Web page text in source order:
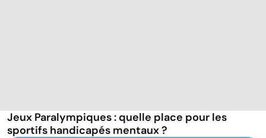
Jeux Paralympiques : quelle place pour les
sportifs handicapés mentaux ?